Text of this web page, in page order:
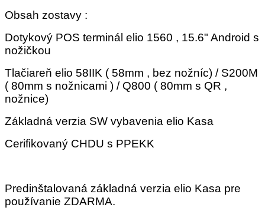
Obsah zostavy :
Dotykový POS terminál elio 1560 , 15.6" Android s
nožičkou
Tlačiareň elio 58IIK ( 58mm , bez nožníc) / S200M
( 80mm s nožnicami ) / Q800 ( 80mm s QR ,
nožnice)
Základná verzia SW vybavenia elio Kasa
Cerifikovaný CHDU s PPEKK
Predinštalovaná základná verzia elio Kasa pre
používanie ZDARMA.